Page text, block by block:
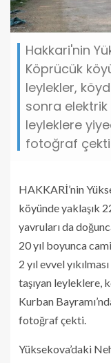
Hakkari'nin
Köprücük
leylekler,
sonra elektrik
leyleklere
fotoğraf
HAKKARİ’nin
köyünde yaklaşık
yavruları da
20 yıl boyunca
2 yıl evvel
taşıyan leyleklere,
Kurban
fotoğraf çekti.
Yüksekova’daki